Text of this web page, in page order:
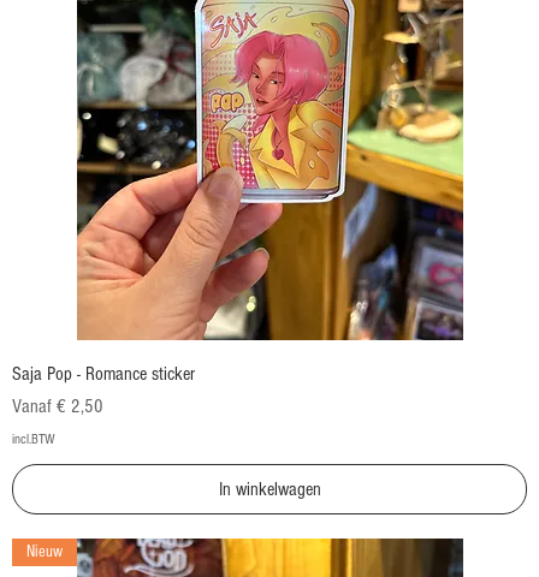
Saja Pop - Romance sticker
Vanaf € 2,50
Verkoopprijs
incl.BTW
In winkelwagen
Nieuw